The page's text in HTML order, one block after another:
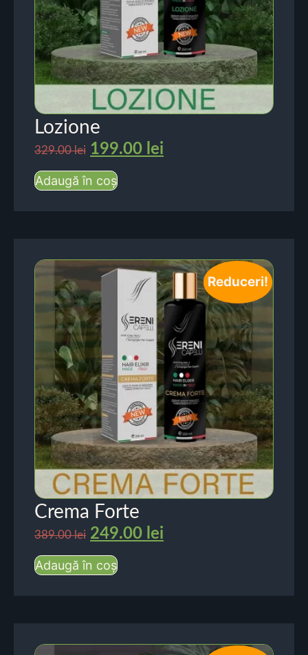
Lozione
329.00lei 199.00 lei
Adaugă în coș
Reduceri!
Crema Forte
389.00lei 249.00 lei
Adaugă în coș